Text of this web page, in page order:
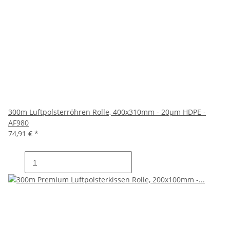
300m Luftpolsterröhren Rolle, 400x310mm - 20µm HDPE -
AF980
74,91 € *